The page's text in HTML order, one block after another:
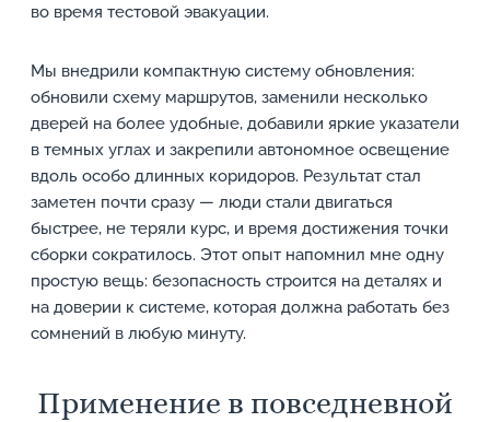
во время тестовой эвакуации.
Мы внедрили компактную систему обновления:
обновили схему маршрутов, заменили несколько
дверей на более удобные, добавили яркие указатели
в темных углах и закрепили автономное освещение
вдоль особо длинных коридоров. Результат стал
заметен почти сразу — люди стали двигаться
быстрее, не теряли курс, и время достижения точки
сборки сократилось. Этот опыт напомнил мне одну
простую вещь: безопасность строится на деталях и
на доверии к системе, которая должна работать без
сомнений в любую минуту.
Применение в повседневной